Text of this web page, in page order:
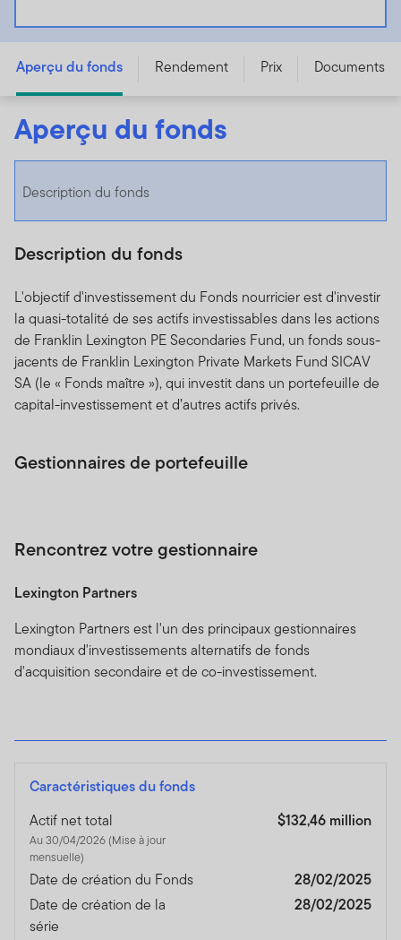
Series A - USD
Aperçu du fonds Rendement Prix Documents
Aperçu du fonds
Description du fonds
Description du fonds
L'objectif d'investissement du Fonds nourricier est d'investir
la quasi-totalité de ses actifs investissables dans les actions
de Franklin Lexington PE Secondaries Fund, un fonds sous-
jacents de Franklin Lexington Private Markets Fund SICAV
SA (le « Fonds maître »), qui investit dans un portefeuille de
capital-investissement et d’autres actifs privés.
Gestionnaires de portefeuille
Rencontrez votre gestionnaire
Lexington Partners
Lexington Partners est l'un des principaux gestionnaires
mondiaux d'investissements alternatifs de fonds
d'acquisition secondaire et de co-investissement.
Caractéristiques du fonds
Actif net total
Au 30/04/2026 (Mise à jour
mensuelle)
$132,46 million
Date de création du Fonds
28/02/2025
Date de création de la
série
28/02/2025